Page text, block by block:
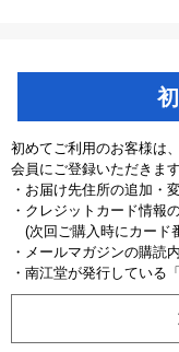
初めてご利用のお客様は
会員にご登録いただきま
・お届け先住所の追加・
・クレジットカード情報
(次回ご購入時にカード
・メールマガジンの購読
・南江堂が発行している